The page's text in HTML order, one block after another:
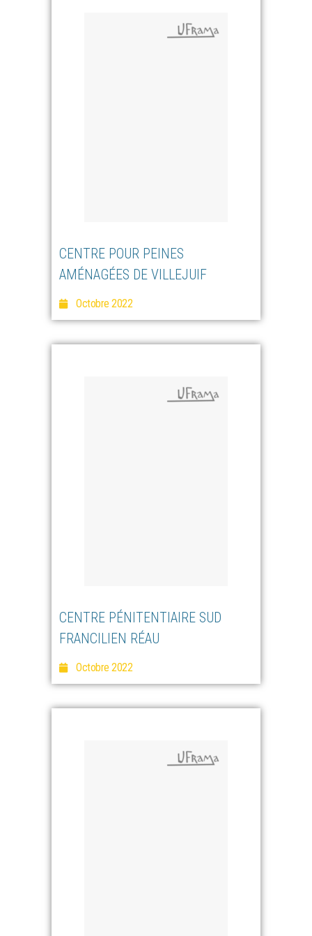
CENTRE POUR PEINES
AMÉNAGÉES DE VILLEJUIF
Octobre 2022
CENTRE PÉNITENTIAIRE SUD
FRANCILIEN RÉAU
Octobre 2022